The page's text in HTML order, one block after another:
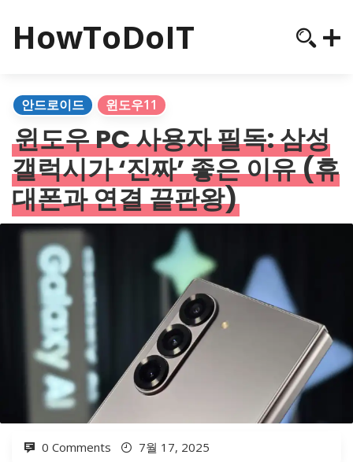
HowToDoIT
안드로이드 윈도우11
윈도우 PC 사용자 필독: 삼성
갤럭시가 ‘진짜’ 좋은 이유 (휴
대폰과 연결 끝판왕)
0 Comments 7월 17, 2025